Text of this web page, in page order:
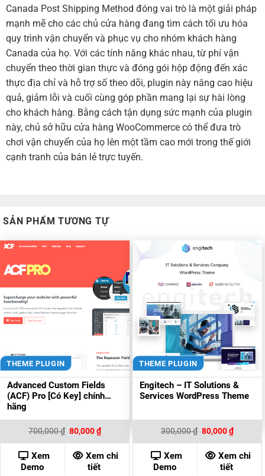
Canada Post Shipping Method đóng vai trò là một giải pháp
mạnh mẽ cho các chủ cửa hàng đang tìm cách tối ưu hóa
quy trình vận chuyển và phục vụ cho nhóm khách hàng
Canada của họ. Với các tính năng khác nhau, từ phí vận
chuyển theo thời gian thực và đóng gói hộp động đến xác
thực địa chỉ và hỗ trợ số theo dõi, plugin này nâng cao hiệu
quả, giảm lỗi và cuối cùng góp phần mang lại sự hài lòng
cho khách hàng. Bằng cách tận dụng sức mạnh của plugin
này, chủ sở hữu cửa hàng WooCommerce có thể đưa trò
chơi vận chuyển của họ lên một tầm cao mới trong thế giới
cạnh tranh của bán lẻ trực tuyến.
SẢN PHẨM TƯƠNG TỰ
THEME PLUGIN
Advanced Custom Fields
(ACF) Pro [Có Key] chính
hãng
700,000₫ Giá
gốc
là:
700,000 ₫.
80,000₫Giá
hiện
tại
là:
80,000 ₫.
Xem
Demo
Xem chi
tiết
THEME PLUGIN
Engitech – IT Solutions &
Services WordPress Theme
300,000₫ Giá
gốc
là:
300,000 ₫.
80,000₫Giá
hiện
tại
là:
80,000
Xem
Demo
Xem chi
tiết